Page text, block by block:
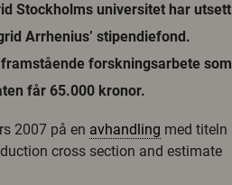
Stockholms universitet har utsett
Arrhenius’ stipendiefond.
forskningsarbete som
får 65.000 kronor.
2007 på en avhandling med titeln
cross section and estimate